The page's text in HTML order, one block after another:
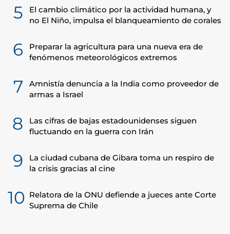
5
El cambio climático por la actividad humana, y
no El Niño, impulsa el blanqueamiento de corales
6
Preparar la agricultura para una nueva era de
fenómenos meteorológicos extremos
7
Amnistía denuncia a la India como proveedor de
armas a Israel
8
Las cifras de bajas estadounidenses siguen
fluctuando en la guerra con Irán
9
La ciudad cubana de Gibara toma un respiro de
la crisis gracias al cine
10 Relatora de la ONU defiende a jueces ante Corte
Suprema de Chile